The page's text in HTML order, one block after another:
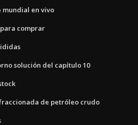
en vivo
comprar
solución del capítulo 10
de petróleo crudo